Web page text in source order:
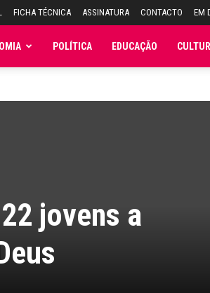
FICHA TÉCNICA ASSINATURA CONTACTO EM
POLÍTICA EDUCAÇÃO
jovens a